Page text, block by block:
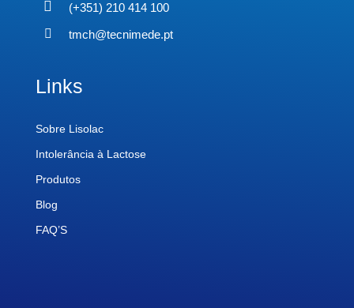
(+351) 210 414 100
tmch@tecnimede.pt
Links
Sobre Lisolac
Intolerância à Lactose
Produtos
Blog
FAQ’S